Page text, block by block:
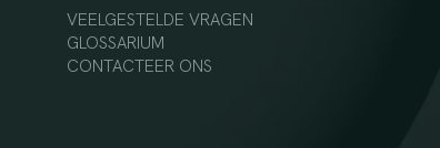
VEELGESTELDE VRAGEN
GLOSSARIUM
CONTACTEER ONS